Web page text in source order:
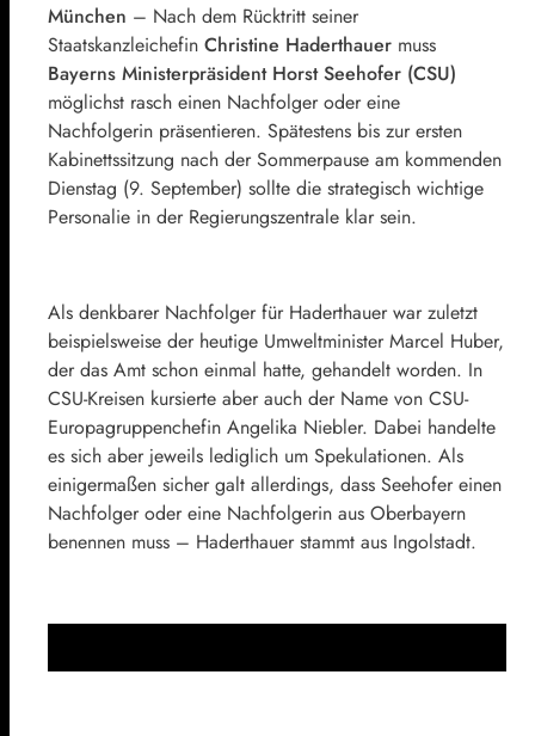
München – Nach dem Rücktritt seiner
Staatskanzleichefin Christine Haderthauer muss
Bayerns Ministerpräsident Horst Seehofer (CSU)
möglichst rasch einen Nachfolger oder eine
Nachfolgerin präsentieren. Spätestens bis zur ersten
Kabinettssitzung nach der Sommerpause am kommenden
Dienstag (9. September) sollte die strategisch wichtige
Personalie in der Regierungszentrale klar sein.
Als denkbarer Nachfolger für Haderthauer war zuletzt
beispielsweise der heutige Umweltminister Marcel Huber,
der das Amt schon einmal hatte, gehandelt worden. In
CSU-Kreisen kursierte aber auch der Name von CSU-
Europagruppenchefin Angelika Niebler. Dabei handelte
es sich aber jeweils lediglich um Spekulationen. Als
einigermaßen sicher galt allerdings, dass Seehofer einen
Nachfolger oder eine Nachfolgerin aus Oberbayern
benennen muss – Haderthauer stammt aus Ingolstadt.